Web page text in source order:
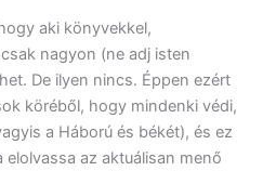
aki könyvekkel,
nagyon (ne adj isten
De ilyen nincs. Éppen ezért
köréből, hogy mindenki védi,
a Háború és békét), és ez
az aktuálisan menő